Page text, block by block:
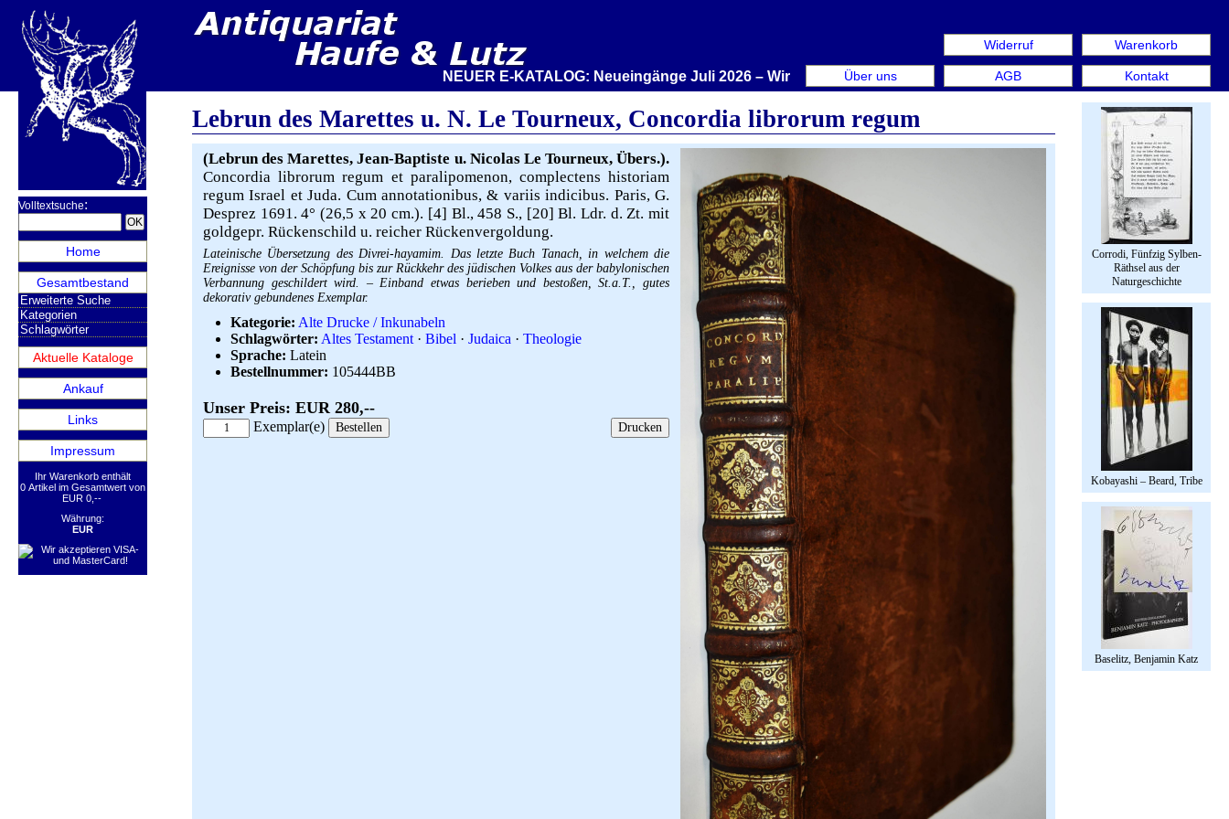
Warenkorb
Kontakt
Widerruf
AGB
Über uns
NEUER E-KATALOG: Neueingänge Juli 2026 – Wir stellen aus: Rare Book Week Berlin. Internationale Messe für
Volltextsuche:
Home
Gesamtbestand
Erweiterte Suche
Kategorien
Schlagwörter
Aktuelle Kataloge
Ankauf
Links
Impressum
Ihr Warenkorb enthält
0 Artikel im Gesamtwert von
EUR 0,--
Währung:
EUR
Corrodi, Fünfzig Sylben-
Räthsel aus der
Naturgeschichte
Kobayashi – Beard, Tribe
Baselitz, Benjamin Katz
Lebrun des Marettes u. N. Le Tourneux, Concordia librorum regum
(Lebrun des Marettes, Jean-Baptiste u. Nicolas Le Tourneux, Übers.).
Concordia librorum regum et paralipomenon, complectens historiam
regum Israel et Juda. Cum annotationibus, & variis indicibus. Paris, G.
Desprez 1691. 4° (26,5 x 20 cm.). [4] Bl., 458 S., [20] Bl. Ldr. d. Zt. mit
goldgepr. Rückenschild u. reicher Rückenvergoldung.
Lateinische Übersetzung des Divrei-hayamim. Das letzte Buch Tanach, in welchem die
Ereignisse von der Schöpfung bis zur Rückkehr des jüdischen Volkes aus der babylonischen
Verbannung geschildert wird. – Einband etwas berieben und bestoßen, St.a.T., gutes
dekorativ gebundenes Exemplar.
Kategorie: Alte Drucke / Inkunabeln
Schlagwörter: Altes Testament · Bibel · Judaica · Theologie
Sprache: Latein
Bestellnummer: 105444BB
Unser Preis: EUR 280,--
Exemplar(e)